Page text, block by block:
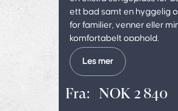
ett bad samt en hyggelig
for familier, venner eller
komfortabelt opphold.
Les mer
Fra: NOK 2 840